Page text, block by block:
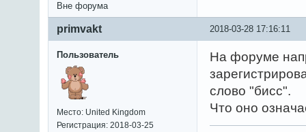
Вне форума
2018-03-28 17:16:11
primvakt
Пользователь
Место: United Kingdom
Регистрация: 2018-03-25
На форуме
слово "бисс".
Что оно